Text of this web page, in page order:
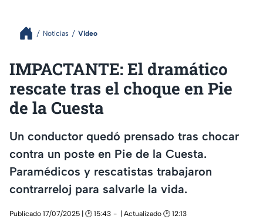
Noticias Video
IMPACTANTE: El dramático
rescate tras el choque en Pie
de la Cuesta
Un conductor quedó prensado tras chocar
contra un poste en Pie de la Cuesta.
Paramédicos y rescatistas trabajaron
contrarreloj para salvarle la vida.
Publicado 17/07/2025 | 🕑 15:43
| Actualizado 🕑 12:13